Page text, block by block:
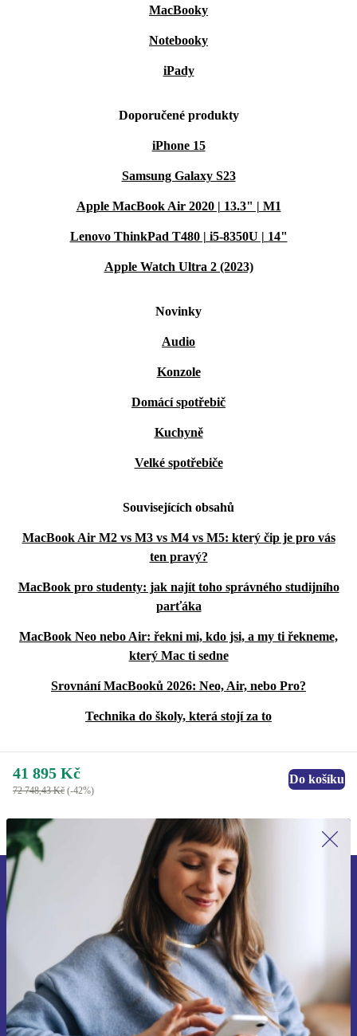
MacBooky
Notebooky
iPady
Doporučené produkty
iPhone 15
Samsung Galaxy S23
Apple MacBook Air 2020 | 13.3" | M1
Lenovo ThinkPad T480 | i5-8350U | 14"
Apple Watch Ultra 2 (2023)
Novinky
Audio
Konzole
Domácí spotřebič
Kuchyně
Velké spotřebiče
Souvisejících obsahů
MacBook Air M2 vs M3 vs M4 vs M5: který čip je pro vás
ten pravý?
MacBook pro studenty: jak najít toho správného studijního
parťáka
MacBook Neo nebo Air: řekni mi, kdo jsi, a my ti řekneme,
který Mac ti sedne
Srovnání MacBooků 2026: Neo, Air, nebo Pro?
Technika do školy, která stojí za to
41 895 Kč
72 748,43 Kč (-42%)
Do košíku
Přihlas se k odběru našich novinek a
ušetři 400 Kč!
Už nikdy nepromeškej žádnou nabídku.
Chci voucher